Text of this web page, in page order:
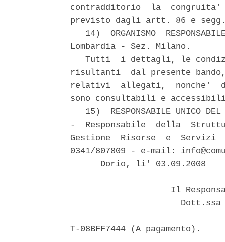
contradditorio  la  congruita'
previsto dagli artt. 86 e
14)  ORGANISMO
Lombardia - Sez. Milano.
Tutti  i dettagli, le
risultanti  dal presente
relativi  allegati,  nonche'
sono consultabili e accessibili
15)  RESPONSABILE UNICO
-  Responsabile  della
Gestione  Risorse  e
0341/807809 - e-mail:
      Dorio, li' 03.09.2008
Il
Dott.ssa